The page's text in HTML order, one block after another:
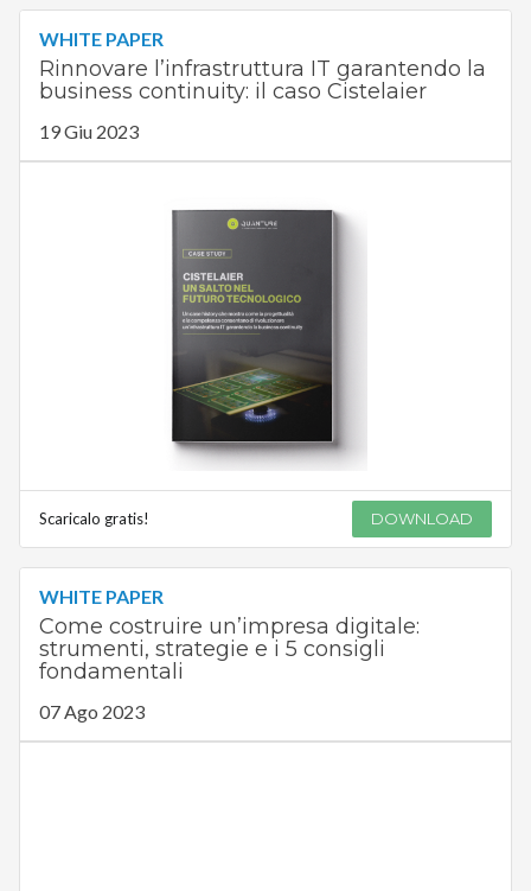
WHITE PAPER
Rinnovare l’infrastruttura IT garantendo la
business continuity: il caso Cistelaier
19 Giu 2023
Scaricalo gratis! DOWNLOAD
WHITE PAPER
Come costruire un’impresa digitale:
strumenti, strategie e i 5 consigli
fondamentali
07 Ago 2023